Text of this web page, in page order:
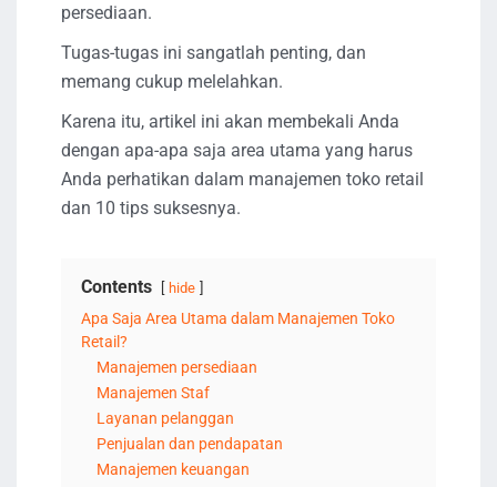
persediaan.
Tugas-tugas ini sangatlah penting, dan
memang cukup melelahkan.
Karena itu, artikel ini akan membekali Anda
dengan apa-apa saja area utama yang harus
Anda perhatikan dalam manajemen toko retail
dan 10 tips suksesnya.
Contents hide
Apa Saja Area Utama dalam Manajemen Toko
Retail?
Manajemen persediaan
Manajemen Staf
Layanan pelanggan
Penjualan dan pendapatan
Manajemen keuangan